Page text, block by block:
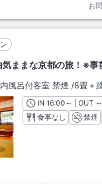
お
気ままな京都の旅！※
風呂付客室 禁煙 /8畳＋
INチェックイン
16:00 ～ | OUT
食事なし
禁煙